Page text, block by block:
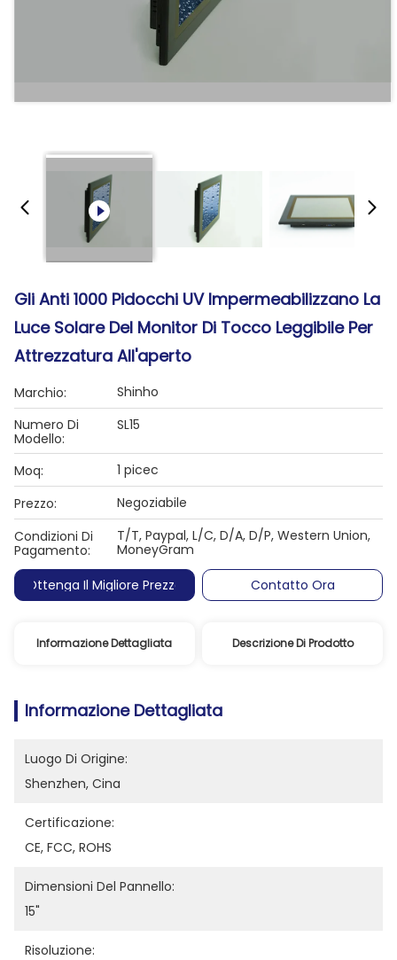
Gli Anti 1000 Pidocchi UV Impermeabilizzano La
Luce Solare Del Monitor Di Tocco Leggibile Per
Attrezzatura All'aperto
Marchio:
Shinho
Numero Di
Modello:
SL15
Moq:
1 picec
Prezzo:
Negoziabile
Condizioni Di
Pagamento:
T/T, Paypal, L/C, D/A, D/P, Western Union,
MoneyGram
Ottenga Il Migliore Prezzo
Contatto Ora
Informazione Dettagliata Descrizione Di Prodotto
Informazione Dettagliata
Luogo Di Origine:
Shenzhen, Cina
Certificazione:
CE, FCC, ROHS
Dimensioni Del Pannello:
15"
Risoluzione: